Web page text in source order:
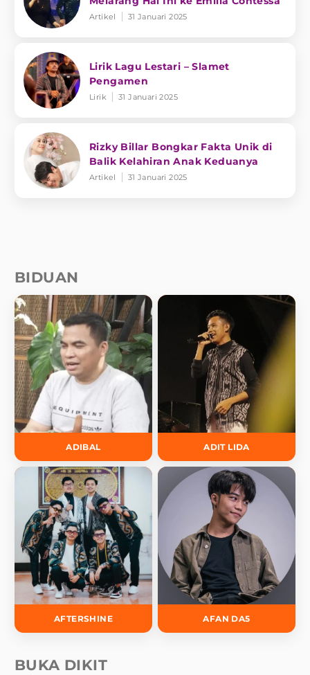
Artikel 31 Januari 2025
Lirik Lagu Lestari – Slamet
Pengamen
Lirik 31 Januari 2025
Rizky Billar Bongkar Fakta Unik di
Balik Kelahiran Anak Keduanya
Artikel 31 Januari 2025
BIDUAN
ADIBAL ADIT LIDA
AFTERSHINE AFAN DA5
BUKA DIKIT